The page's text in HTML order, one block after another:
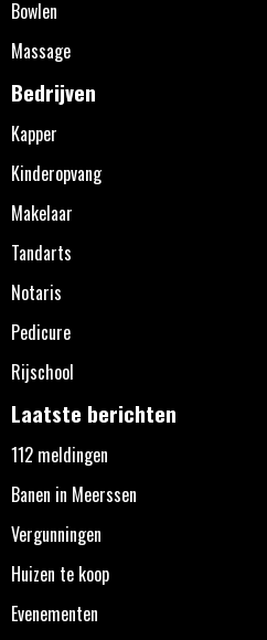
Bowlen
Massage
Bedrijven
Kapper
Kinderopvang
Makelaar
Tandarts
Notaris
Pedicure
Rijschool
Laatste berichten
112 meldingen
Banen in Meerssen
Vergunningen
Huizen te koop
Evenementen